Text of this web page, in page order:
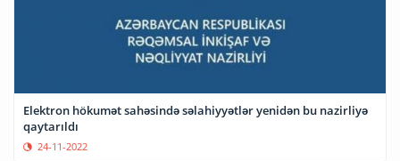
Elektron hökumət sahəsində səlahiyyətlər yenidən bu nazirliyə
qaytarıldı
24-11-2022